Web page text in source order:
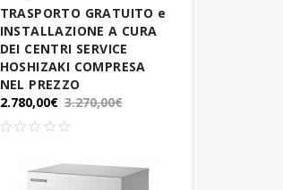
TRASPORTO GRATUITO e
INSTALLAZIONE A CURA
DEI CENTRI SERVICE
HOSHIZAKI COMPRESA
NEL PREZZO
2.780,00€ 3.270,00€